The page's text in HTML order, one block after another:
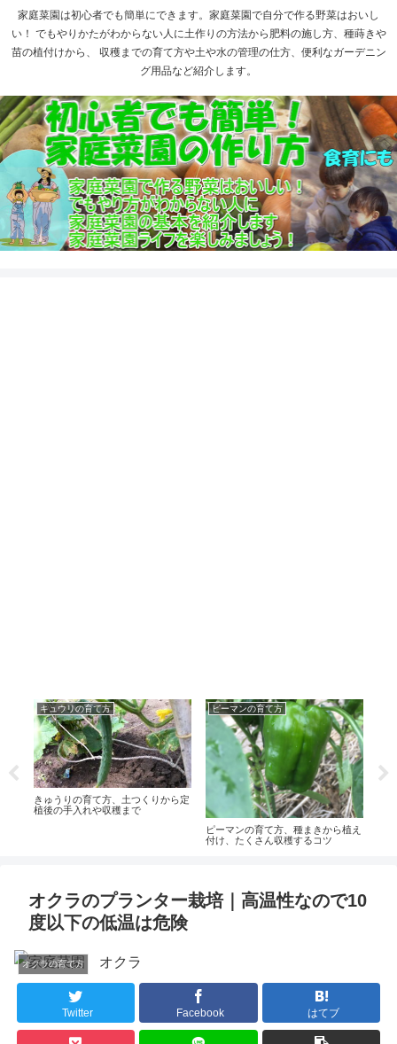
家庭菜園は初心者でも簡単にできます。家庭菜園で自分で作る野菜はおいし
い！ でもやりかたがわからない人に土作りの方法から肥料の施し方、種蒔きや
苗の植付けから、 収穫までの育て方や土や水の管理の仕方、便利なガーデニン
グ用品など紹介します。
キュウリの育て方
きゅうりの育て方、土つくりから定
植後の手入れや収穫まで
ピーマンの育て方
ピーマンの育て方、種まきから植え
付け、たくさん収穫するコツ
オクラのプランター栽培｜高温性なので10
度以下の低温は危険
オクラの育て方
Twitter Facebook はてブ